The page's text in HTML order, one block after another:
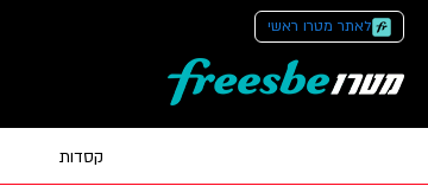
לאתר מטרו ראשי
קסדות